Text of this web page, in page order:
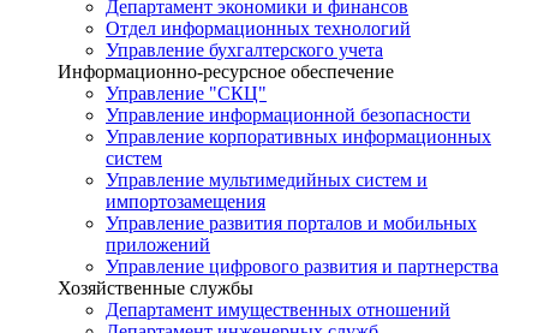
Департамент экономики и финансов
Отдел информационных технологий
Управление бухгалтерского учета
Информационно-ресурсное обеспечение
Управление "СКЦ"
Управление информационной безопасности
Управление корпоративных информационных
систем
Управление мультимедийных систем и
импортозамещения
Управление развития порталов и мобильных
приложений
Управление цифрового развития и партнерства
Хозяйственные службы
Департамент имущественных отношений